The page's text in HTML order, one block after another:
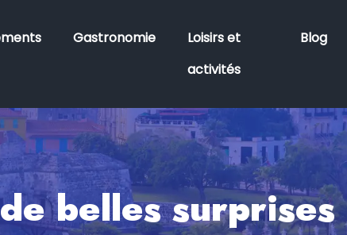
Gastronomie
Loisirs et
activités
Blog
belles surprises